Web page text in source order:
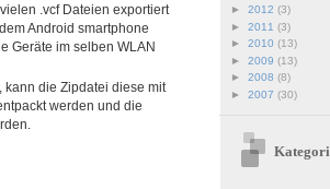
.vcf Dateien exportiert
Android smartphone
Geräte im selben WLAN
kann die Zipdatei diese mit
werden und die
► 2012 (3)
► 2011 (3)
► 2010 (13)
► 2009 (13)
► 2008 (8)
► 2007 (30)